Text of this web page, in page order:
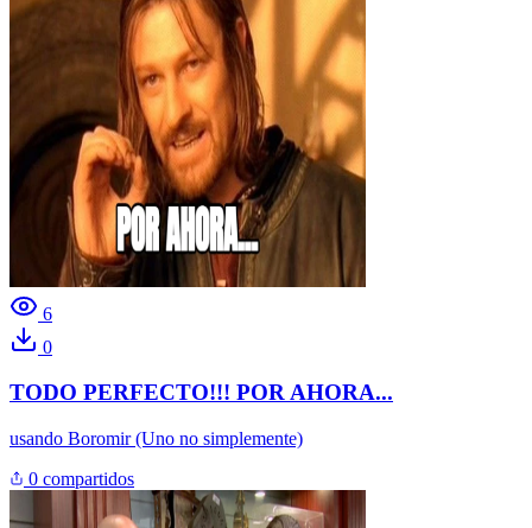
6
0
TODO PERFECTO!!! POR AHORA...
usando Boromir (Uno no simplemente)
0 compartidos